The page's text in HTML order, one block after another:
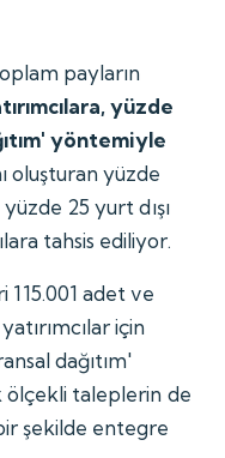
payların
yüzde
yöntemiyle
oluşturan yüzde
25 yurt dışı
tahsis ediliyor.
115.001 adet ve
için
dağıtım'
ölçekli taleplerin de
şekilde entegre